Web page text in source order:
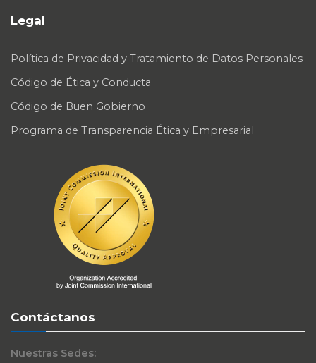
Legal
Política de Privacidad y Tratamiento de Datos Personales
Código de Ética y Conducta
Código de Buen Gobierno
Programa de Transparencia Ética y Empresarial
Contáctanos
Nuestras Sedes: